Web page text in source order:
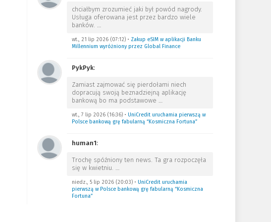
chciałbym zrozumieć jaki był powód nagrody.
Usługa oferowana jest przez bardzo wiele
banków. …
wt., 21 lip 2026 (07:12)• Zakup eSIM w aplikacji Banku
Millennium wyróżniony przez Global Finance
PykPyk:
Zamiast zajmować się pierdołami niech
dopracują swoją beznadziejną aplikację
bankową bo ma podstawowe …
wt., 7 lip 2026 (16:36)• UniCredit uruchamia pierwszą w
Polsce bankową grę fabularną “Kosmiczna Fortuna”
human1:
Trochę spóźniony ten news. Ta gra rozpoczęła
się w kwietniu. …
niedz., 5 lip 2026 (20:03)• UniCredit uruchamia
pierwszą w Polsce bankową grę fabularną “Kosmiczna
Fortuna”